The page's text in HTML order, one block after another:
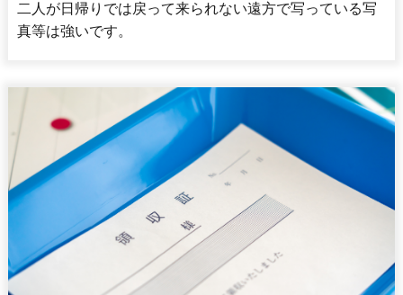
二人が日帰りでは戻って来られない遠方で写っている写
真等は強いです。